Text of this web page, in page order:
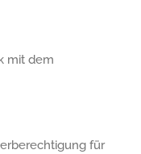
mit dem
für